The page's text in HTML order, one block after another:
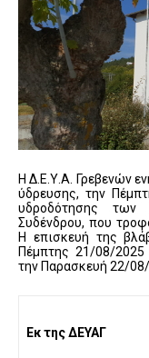
Η Δ.Ε.Υ.Α. Γρεβενών
ύδρευσης, την
υδροδότησης των
Συδένδρου, που
Η επισκευή της
Πέμπτης 21/08/2025
την Παρασκευή 22/08/
Εκ της ΔΕΥΑΓ